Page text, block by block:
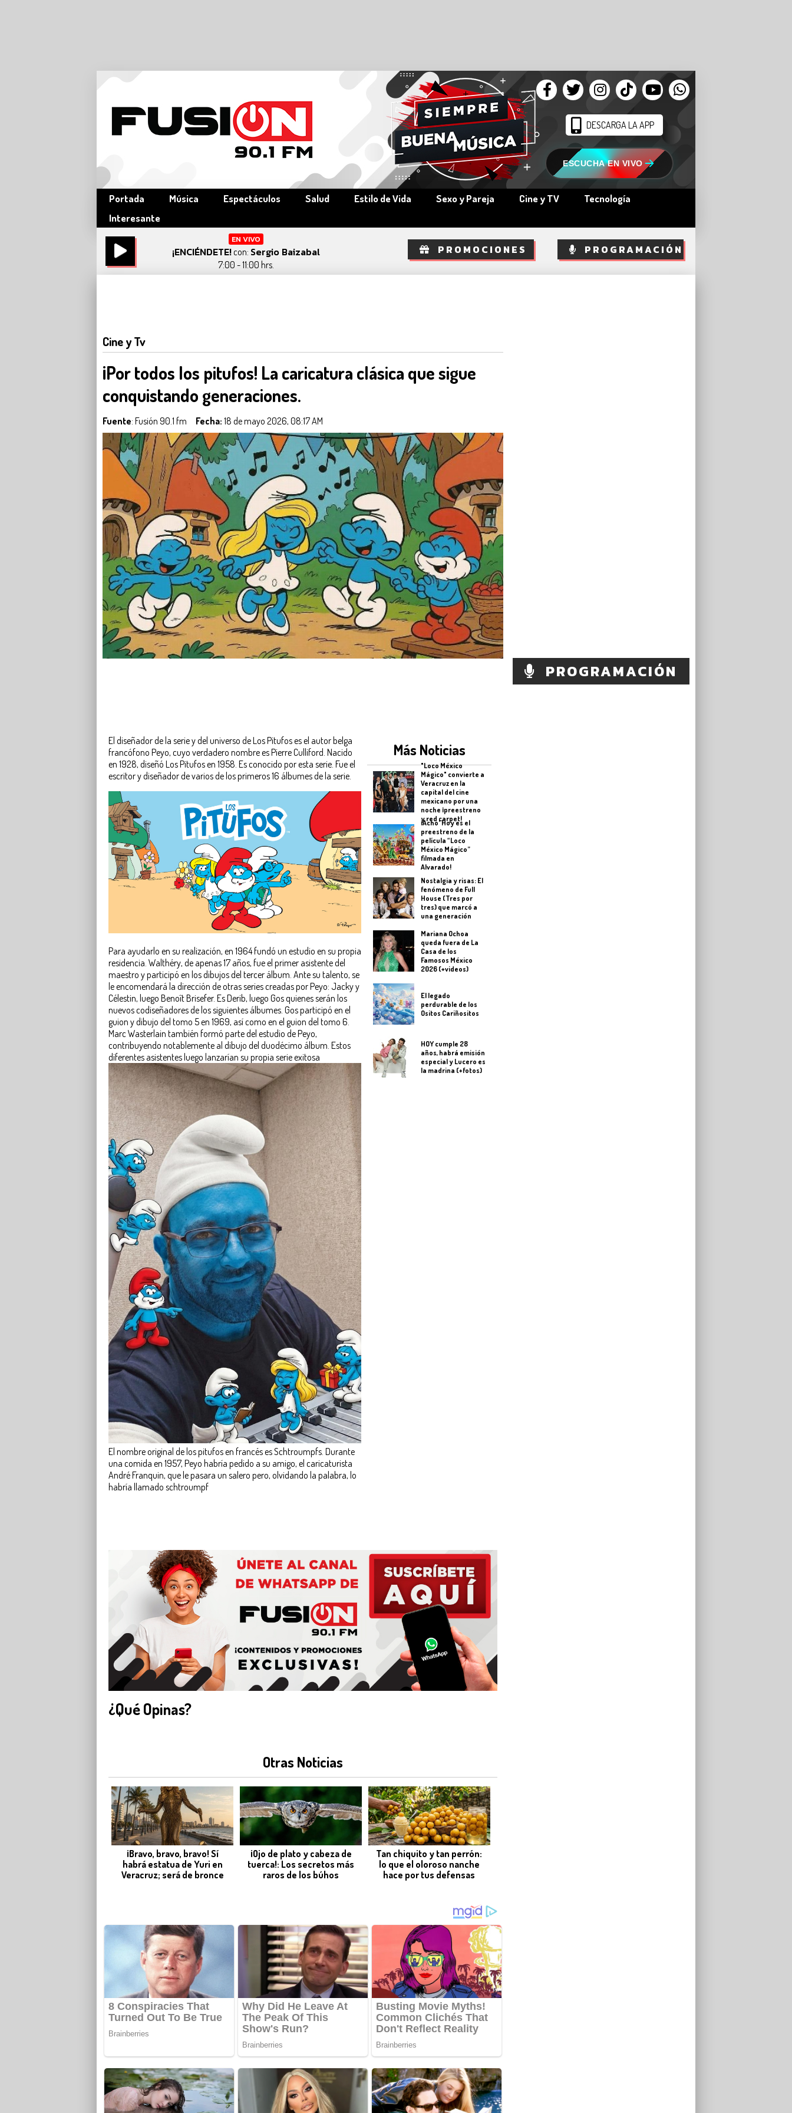
DESCARGA LA APP
ESCUCHA EN VIVO
Portada Música Espectáculos Salud Estilo de Vida Sexo y Pareja Cine y TV
Tecnología
Interesante
EN VIVO
¡ENCIÉNDETE!con: Sergio Baizabal
7:00 - 11:00 hrs.
PROMOCIONES PROGRAMACIÓN
PROGRAMACIÓN
Cine y Tv
¡Por todos los pitufos! La caricatura clásica que sigue
conquistando generaciones.
Fuente: Fusión 90.1 fm Fecha: 18 de mayo 2026, 08:17 AM
El diseñador de la serie y del universo de Los Pitufos es el autor belga
francófono Peyo, cuyo verdadero nombre es Pierre Culliford. Nacido
en 1928, diseñó Los Pitufos en 1958. Es conocido por esta serie. Fue el
escritor y diseñador de varios de los primeros 16 álbumes de la serie.
Para ayudarlo en su realización, en 1964 fundó un estudio en su propia
residencia. Walthéry, de apenas 17 años, fue el primer asistente del
maestro y participó en los dibujos del tercer álbum. Ante su talento, se
le encomendará la dirección de otras series creadas por Peyo: Jacky y
Célestin, luego Benoît Brisefer. Es Derib, luego Gos quienes serán los
nuevos codiseñadores de los siguientes álbumes. Gos participó en el
guion y dibujo del tomo 5 en 1969, así como en el guion del tomo 6.
Marc Wasterlain también formó parte del estudio de Peyo,
contribuyendo notablemente al dibujo del duodécimo álbum. Estos
diferentes asistentes luego lanzarían su propia serie exitosa
El nombre original de los pitufos en francés es Schtroumpfs. Durante
una comida en 1957, Peyo habría pedido a su amigo, el caricaturista
André Franquin, que le pasara un salero pero, olvidando la palabra, lo
habría llamado schtroumpf
Más Noticias
"Loco México
Mágico" convierte a
Veracruz en la
capital del cine
mexicano por una
noche ¡preestreno
y red carpet!
¡Acho' Hoy es el
preestreno de la
película “Loco
México Mágico”
filmada en
Alvarado!
Nostalgia y risas: El
fenómeno de Full
House (Tres por
tres) que marcó a
una generación
Mariana Ochoa
queda fuera de La
Casa de los
Famosos México
2026 (+videos)
El legado
perdurable de los
Ositos Cariñositos
HOY cumple 28
años, habrá emisión
especial y Lucero es
la madrina (+fotos)
¿Qué Opinas?
Otras Noticias
¡Bravo, bravo, bravo! Sí
habrá estatua de Yuri en
Veracruz; será de bronce
¡Ojo de plato y cabeza de
tuerca!: Los secretos más
raros de los búhos
Tan chiquito y tan perrón:
lo que el oloroso nanche
hace por tus defensas